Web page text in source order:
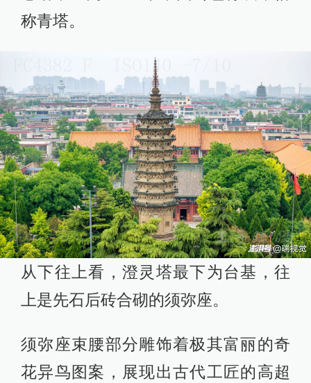
称青塔。
从下往上看，澄灵塔最下为台基，往
上是先石后砖合砌的须弥座。
须弥座束腰部分雕饰着极其富丽的奇
花异鸟图案，展现出古代工匠的高超